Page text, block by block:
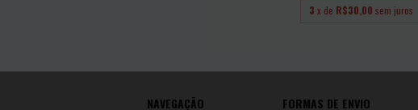
3 x de R$30,00 sem juros
NAVEGAÇÃO FORMAS DE ENVIO